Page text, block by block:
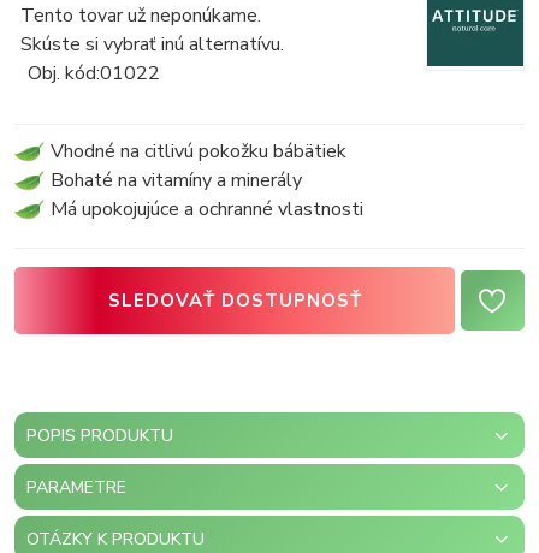
Tento tovar už neponúkame.
Skúste si vybrať inú alternatívu.
Obj. kód:01022
Vhodné na citlivú pokožku bábätiek
Bohaté na vitamíny a minerály
Má upokojujúce a ochranné vlastnosti
SLEDOVAŤ DOSTUPNOSŤ
POPIS PRODUKTU
PARAMETRE
OTÁZKY K PRODUKTU